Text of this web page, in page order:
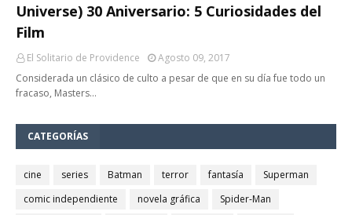
Universe) 30 Aniversario: 5 Curiosidades del
Film
El Solitario de Providence
Agosto 09, 2017
Considerada un clásico de culto a pesar de que en su día fue todo un
fracaso, Masters…
CATEGORÍAS
cine series Batman terror fantasía
Superman
comic independiente
novela gráfica
Spider-Man